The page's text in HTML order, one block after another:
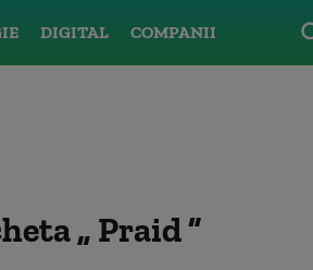
DIGITAL COMPANII
Praid